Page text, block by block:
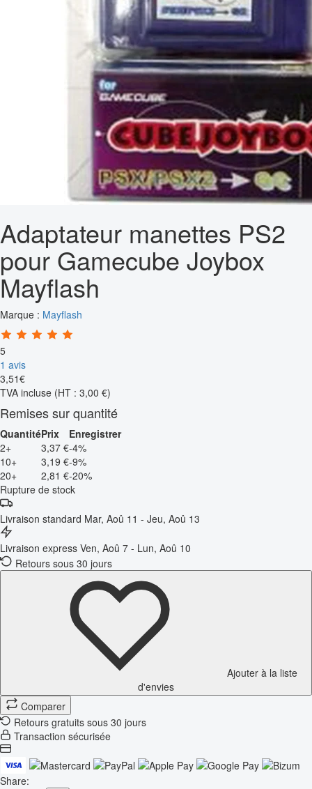
Adaptateur manettes PS2
pour Gamecube Joybox
Mayflash
Marque : Mayflash
5
1 avis
3,51€
TVA incluse (HT : 3,00 €)
Remises sur quantité
QuantitéPrix
Enregistrer
2+
3,37 €-4%
10+
3,19 €-9%
20+
2,81 €-20%
Rupture de stock
Livraison standard Mar, Aoû 11 - Jeu, Aoû 13
Livraison express Ven, Aoû 7 - Lun, Aoû 10
Retours sous 30 jours
Ajouter à la liste
d'envies
Comparer
Retours gratuits sous 30 jours
Transaction sécurisée
Share: